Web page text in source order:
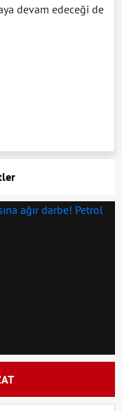
devam edeceği de